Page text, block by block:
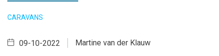
CARAVANS
Martine van der Klauw
09-10-2022